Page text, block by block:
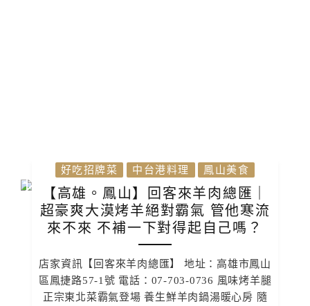
好吃招牌菜 中台港料理 鳳山美食
【高雄。鳳山】回客來羊肉總匯｜
超豪爽大漠烤羊絕對霸氣 管他寒流
來不來 不補一下對得起自己嗎？
店家資訊【回客來羊肉總匯】 地址：高雄市鳳山
區鳳捷路57-1號 電話：07-703-0736 風味烤羊腿
正宗東北菜霸氣登場 養生鮮羊肉鍋湯暖心房 隨